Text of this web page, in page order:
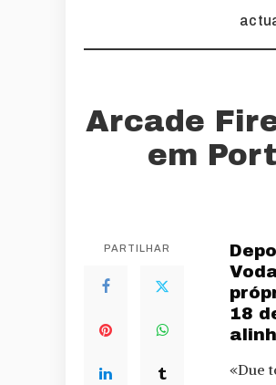
Arcade
em
PARTILHAR
18
«Due